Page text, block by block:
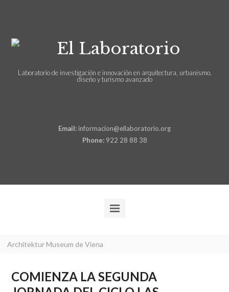
Laboratorio de investigación e innovación en arquitectura, urbanismo,
diseño y turismo avanzado
Email: informacion@ellaboratorio.org
Phone:922 28 88 38
Architektur Museum de Viena
COMIENZA LA SEGUNDA